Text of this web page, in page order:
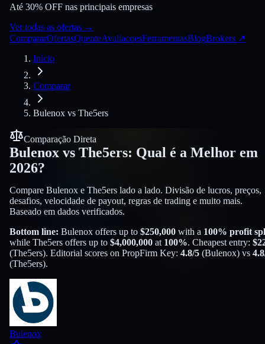
Até 30% OFF nas principais empresas
Ver todas as ofertas →
CompararOfertasQuenteAvaliacoesFerramentasBlogBrokers ↗
Início
Comparar
Bulenox vs The5ers
Comparação Direta
Bulenox vs The5ers: Qual é a Melhor em
2026?
Compare Bulenox e The5ers lado a lado. Divisão de lucros, preços,
desafios, velocidade de payout, regras de trading e muito mais.
Baseado em dados verificados.
Bottom line: Bulenox offers up to $250,000 with a 100% profit
while The5ers offers up to $4,000,000 at 100%. Cheapest entry: $
(The5ers). Editorial scores on PropFirm Key: 4.8/5 (Bulenox) vs 4.8
(The5ers).
Bulenox